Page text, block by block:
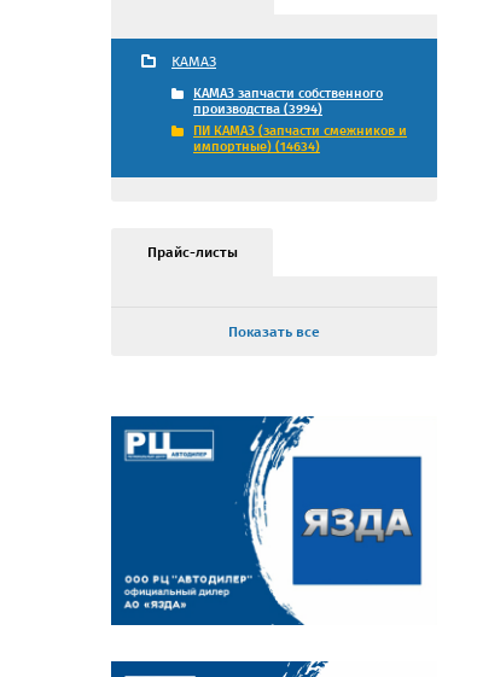
КАМАЗ
КАМАЗ запчасти собственного
производства (3994)
ПИ КАМАЗ (запчасти смежников и
импортные) (14634)
Прайс-листы
Показать все